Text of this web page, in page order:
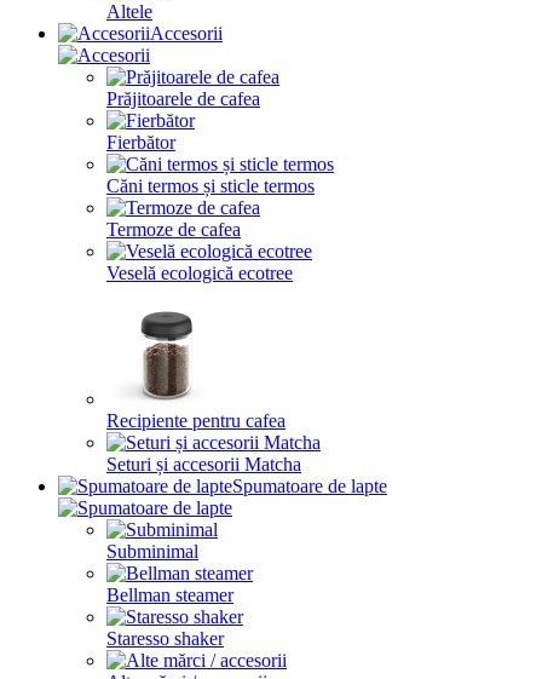
Altele
Accesorii
Prăjitoarele de cafea
Fierbător
Căni termos și sticle termos
Termoze de cafea
Veselă ecologică ecotree
Recipiente pentru cafea
Seturi și accesorii Matcha
Spumatoare de lapte
Subminimal
Bellman steamer
Staresso shaker